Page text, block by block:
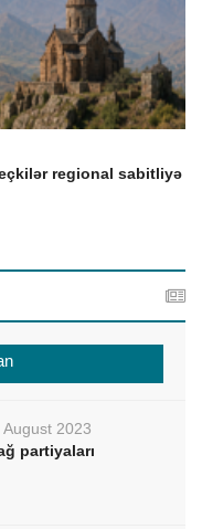
regional sabitliyə
August 2023
partiyaları